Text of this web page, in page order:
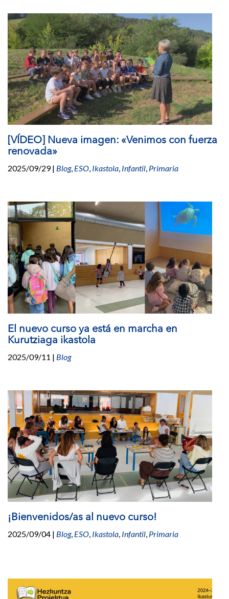
[VÍDEO] Nueva imagen: «Venimos con fuerza
renovada»
2025/09/29| Blog, ESO, Ikastola, Infantil, Primaria
El nuevo curso ya está en marcha en
Kurutziaga ikastola
2025/09/11 | Blog
¡Bienvenidos/as al nuevo curso!
2025/09/04 | Blog, ESO Ikastola Infantil Primaria